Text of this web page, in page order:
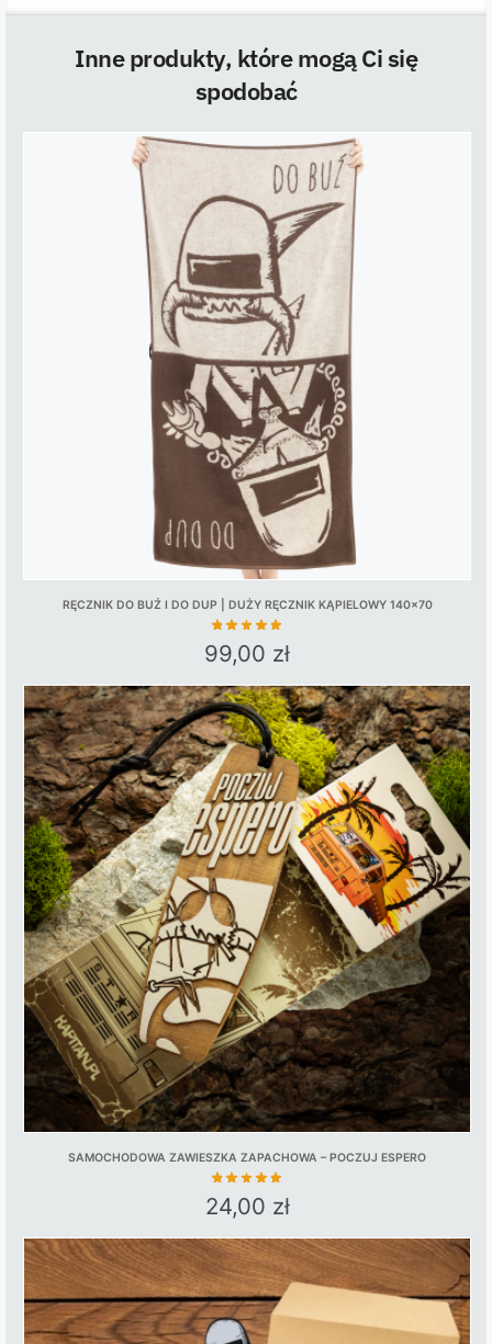
Inne produkty, które mogą Ci się
spodobać
RĘCZNIK DO BUŹ I DO DUP | DUŻY RĘCZNIK KĄPIELOWY 140×70
99,00 zł
SAMOCHODOWA ZAWIESZKA ZAPACHOWA – POCZUJ ESPERO
24,00 zł